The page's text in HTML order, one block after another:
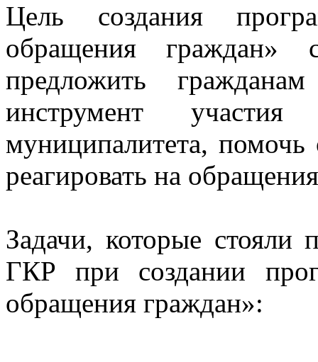
Цель создания
обращения
предложить
инструмент
муниципалитета, помочь
реагировать на
Задачи, которые стояли
ГКР при создании
обращения граждан»: